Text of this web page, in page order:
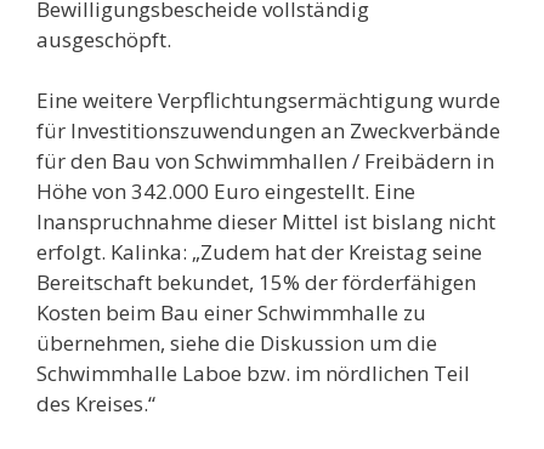
Bewilligungsbescheide vollständig
ausgeschöpft.
Eine weitere Verpflichtungsermächtigung wurde
für Investitionszuwendungen an Zweckverbände
für den Bau von Schwimmhallen / Freibädern in
Höhe von 342.000 Euro eingestellt. Eine
Inanspruchnahme dieser Mittel ist bislang nicht
erfolgt. Kalinka: „Zudem hat der Kreistag seine
Bereitschaft bekundet, 15% der förderfähigen
Kosten beim Bau einer Schwimmhalle zu
übernehmen, siehe die Diskussion um die
Schwimmhalle Laboe bzw. im nördlichen Teil
des Kreises.“